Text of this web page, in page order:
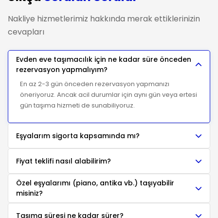
Nakliye hizmetlerimiz hakkında merak ettiklerinizin
cevapları
Evden eve taşımacılık için ne kadar süre önceden
rezervasyon yapmalıyım?
En az 2-3 gün önceden rezervasyon yapmanızı
öneriyoruz. Ancak acil durumlar için aynı gün veya ertesi
gün taşıma hizmeti de sunabiliyoruz.
Eşyalarım sigorta kapsamında mı?
kapsamındadır. Taşıma sırasında oluşabilecek herhangi
bir hasar durumunda sigorta kapsamımız devreye girer.
Fiyat teklifi nasıl alabilirim?
Fiyat teklifi almak için sitemizdeki "Teklif Al" butonuna
tıklayarak formu doldurabilir, telefon numaramızı
geçebilirsiniz.
Özel eşyalarımı (piano, antika vb.) taşıyabilir
misiniz?
Taşıma süresi ne kadar sürer?